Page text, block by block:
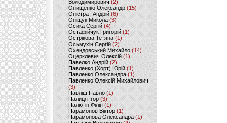
Володимирович (2)
Онищенко Олександр (15)
Оністрат Андрій (6)
Оніщук Микола (3)
Осика Сергій(4)
Остафійчук Григорій(1)
Острікова Тетяна (1)
Осьмухін Сергій (2)
Охендовський Михайло (14)
Оцерклевич Олексій (1)
Павелко Андрій (2)
Павленко (Хорт) Юрій (1)
Павленко Олександра (1)
Павленко Олексій Михайлович
(3)
Павліш Павло(1)
Палиця Ігор (3)
Палютін Філіп(1)
Парамонов Віктор (1)
Парамонова Олександра(1)